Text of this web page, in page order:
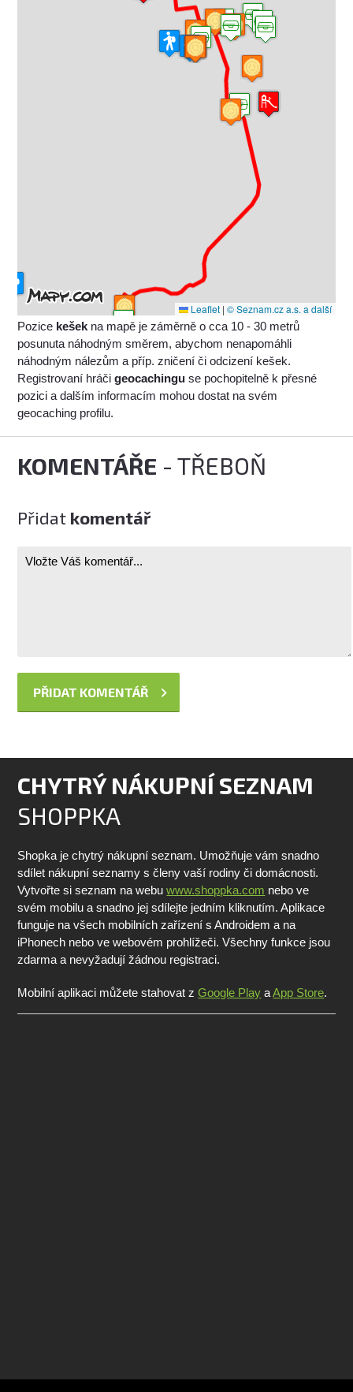
Leaflet | © Seznam.cz a.s. a další
Pozice kešek na mapě je záměrně o cca 10 - 30 metrů
posunuta náhodným směrem, abychom nenapomáhli
náhodným nálezům a příp. zničení či odcizení kešek.
Registrovaní hráčigeocachingu se pochopitelně k přesné
pozici a dalším informacím mohou dostat na svém
geocaching profilu.
KOMENTÁŘE - TŘEBOŇ
Přidat komentář
CHYTRÝ NÁKUPNÍ SEZNAM
SHOPPKA
Shopka je chytrý nákupní seznam. Umožňuje vám snadno
sdílet nákupní seznamy s členy vaší rodiny či domácnosti.
Vytvořte si seznam na webuwww.shoppka.com nebo ve
svém mobilu a snadno jej sdílejte jedním kliknutím. Aplikace
funguje na všech mobilních zařízení s Androidem a na
iPhonech nebo ve webovém prohlížeči. Všechny funkce jsou
zdarma a nevyžadují žádnou registraci.
Mobilní aplikaci můžete stahovat zGoogle Play aApp Store.